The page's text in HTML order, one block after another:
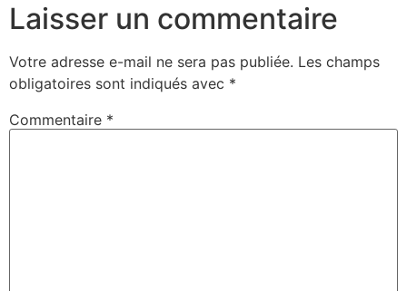
Laisser un commentaire
Votre adresse e-mail ne sera pas publiée. Les champs
obligatoires sont indiqués avec *
Commentaire *